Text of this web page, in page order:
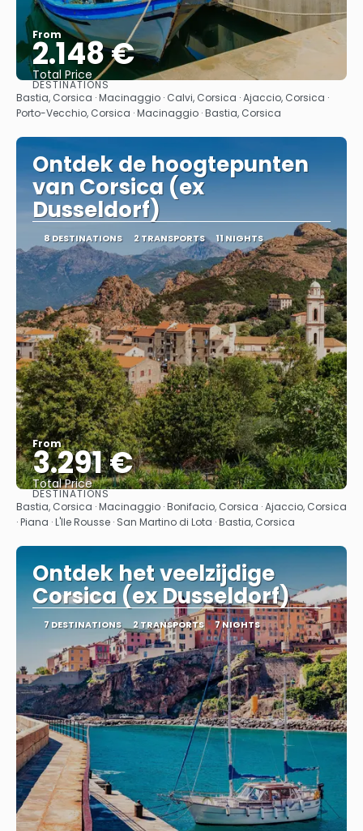
From
2.148 €
Total Price
See
DESTINATIONS
Bastia, Corsica · Macinaggio · Calvi, Corsica · Ajaccio, Corsica ·
Porto-Vecchio, Corsica · Macinaggio · Bastia, Corsica
Ontdek de hoogtepunten
van Corsica (ex
Dusseldorf)
8 DESTINATIONS 2 TRANSPORTS 11 NIGHTS
From
3.291 €
Total Price
See
DESTINATIONS
Bastia, Corsica · Macinaggio · Bonifacio, Corsica · Ajaccio, Corsica
· Piana · L'Ile Rousse · San Martino di Lota · Bastia, Corsica
Ontdek het veelzijdige
Corsica (ex Dusseldorf)
7 DESTINATIONS 2 TRANSPORTS 7 NIGHTS